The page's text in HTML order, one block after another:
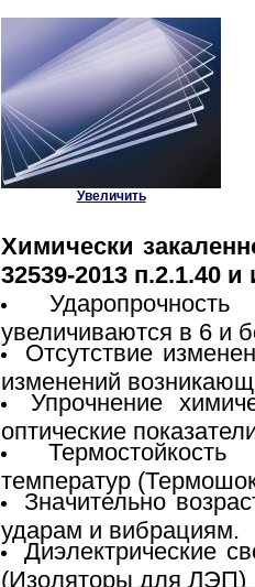
Увеличить
Химически
32539-2013 п.2.1.40
увеличиваются в 6 и
Отсутствие
изменений
Упрочнение
оптические
температур
Значительно
ударам и вибрациям.
Диэлектрические
(Изоляторы для ЛЭП)